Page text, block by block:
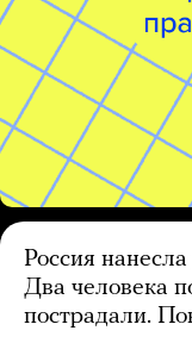
Россия
Два человека
пострадали.